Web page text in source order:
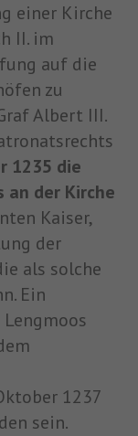
einer Kirche
II. im
auf die
zu
Albert III.
1235 die
an der Kirche
Kaiser,
der
als solche
Ein
1237
sein.